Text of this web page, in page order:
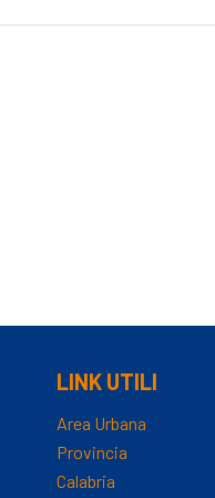
LINK UTILI
Area Urbana
Provincia
Calabria